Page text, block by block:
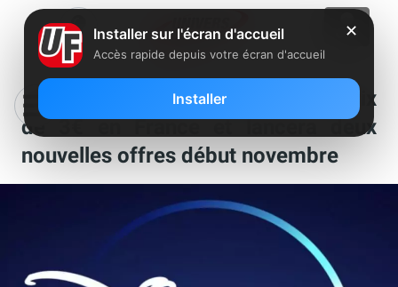
Disney+ annonce augmenter ses prix
de 3€ en France et lancera deux
nouvelles offres début novembre
✕
Installer sur l'écran d'accueil
Accès rapide depuis votre écran d'accueil
Installer